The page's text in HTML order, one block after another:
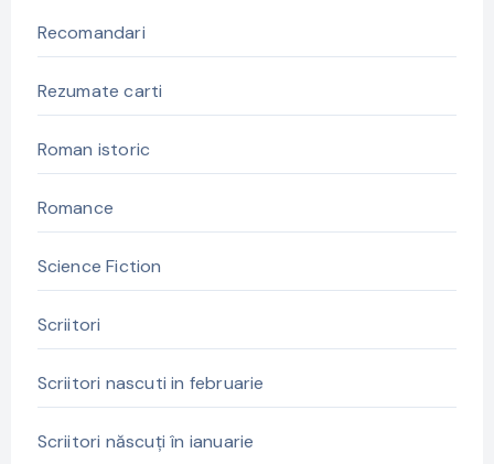
Recomandari
Rezumate carti
Roman istoric
Romance
Science Fiction
Scriitori
Scriitori nascuti in februarie
Scriitori născuți în ianuarie